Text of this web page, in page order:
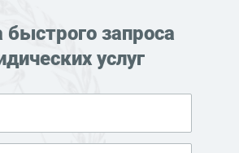
запроса
услуг